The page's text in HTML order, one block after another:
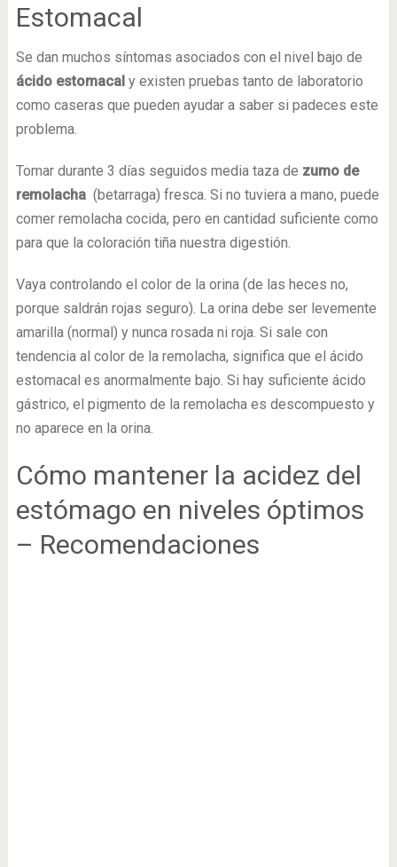
Estomacal
Se dan muchos síntomas asociados con el nivel bajo de
ácido estomacaly existen pruebas tanto de laboratorio
como caseras que pueden ayudar a saber si padeces este
problema.
Tomar durante 3 días seguidos media taza de zumo de
remolacha(betarraga) fresca. Si no tuviera a mano, puede
comer remolacha cocida, pero en cantidad suficiente como
para que la coloración tiña nuestra digestión.
Vaya controlando el color de la orina (de las heces no,
porque saldrán rojas seguro). La orina debe ser levemente
amarilla (normal) y nunca rosada ni roja. Si sale con
tendencia al color de la remolacha, significa que el ácido
estomacal es anormalmente bajo. Si hay suficiente ácido
gástrico, el pigmento de la remolacha es descompuesto y
no aparece en la orina.
Cómo mantener la acidez del
estómago en niveles óptimos
– Recomendaciones